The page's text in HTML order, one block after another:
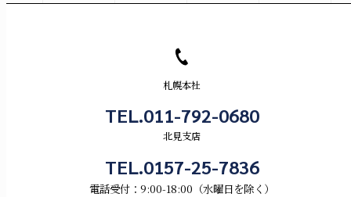
札幌本社
TEL.011-792-0680
北見支店
TEL.0157-25-7836
電話受付：9:00-18:00（水曜日を除く）